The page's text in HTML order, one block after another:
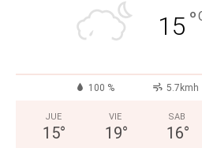
15 °
100 % 5.7kmh
JUE
15°
VIE
19°
SAB
16°